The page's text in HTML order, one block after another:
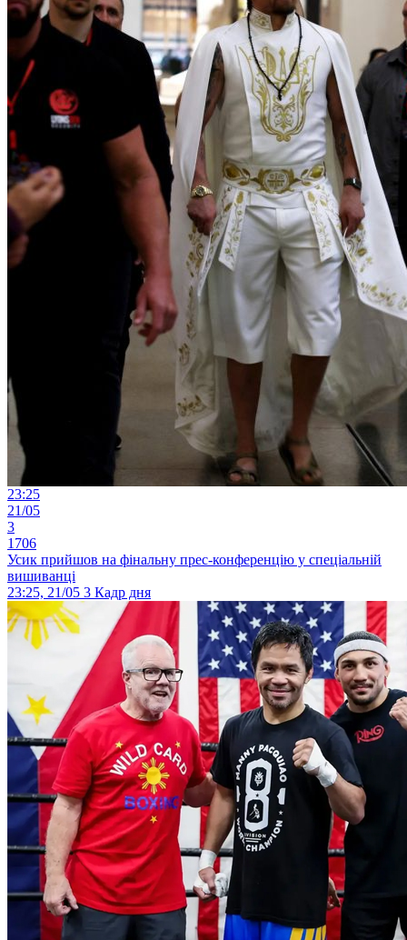
23:25
21/05
3
1706
Усик прийшов на фінальну прес-конференцію у спеціальній
вишиванці
23:25, 21/05 3 Кадр дня